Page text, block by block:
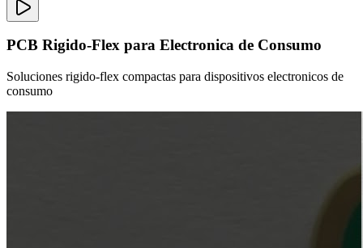
PCB Rigido-Flex para Electronica de Consumo
Soluciones rigido-flex compactas para dispositivos electronicos de
consumo